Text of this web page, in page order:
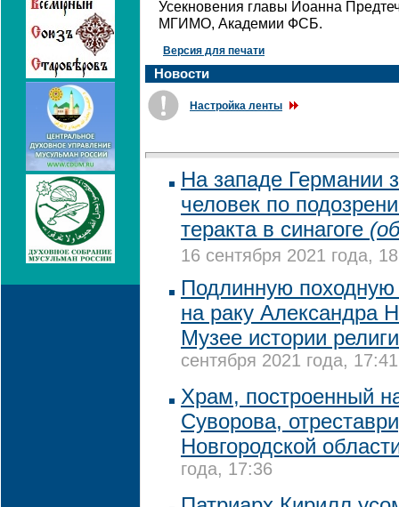
Усекновения главы Иоанна
МГИМО, Академии ФСБ.
Версия для печати
Новости
Настройка ленты
На западе Германии
человек по
теракта в синагоге
16 сентября 2021 года,
Подлинную
на раку Александра
Музее истории
сентября 2021 года, 17:41
Храм, построенный
Суворова,
Новгородской
года, 17:36